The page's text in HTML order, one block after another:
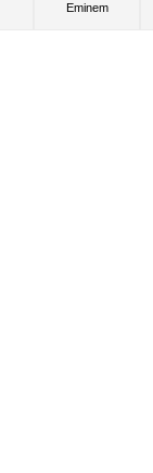
Eminem